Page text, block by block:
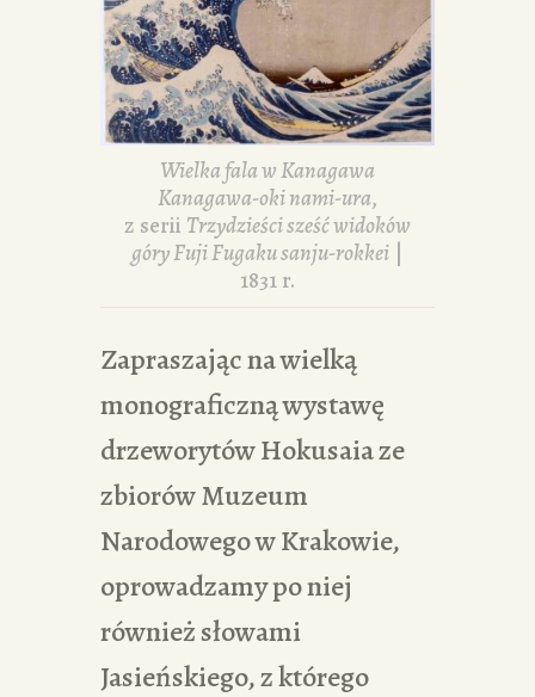
Wielka fala w Kanagawa
Kanagawa-oki nami-ura,
z serii Trzydzieści sześć widoków
góry Fuji Fugaku sanju-rokkei |
1831 r.
Zapraszając na wielką
monograficzną wystawę
drzeworytów Hokusaia ze
zbiorów Muzeum
Narodowego w Krakowie,
oprowadzamy po niej
również słowami
Jasieńskiego, z którego